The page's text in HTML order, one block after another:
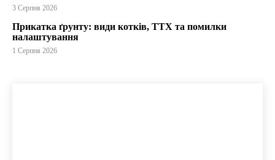
3 Серпня 2026
Прикатка ґрунту: види котків, ТТХ та помилки
налаштування
1 Серпня 2026